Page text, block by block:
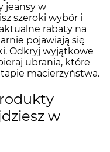
jeansy w
szeroki wybór i
rabaty na
pojawiają się
Odkryj wyjątkowe
ubrania, które
macierzyństwa.
w